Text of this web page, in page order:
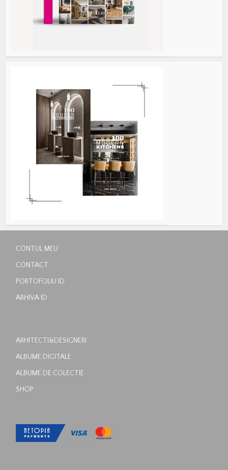
CONTUL MEU
CONTACT
PORTOFOLIU ID
ARHIVA ID
ARHITECTI&DESIGNERI
ALBUME DIGITALE
ALBUME DE COLECTIE
SHOP